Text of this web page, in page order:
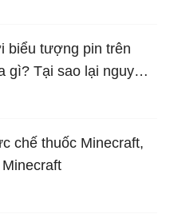
biểu tượng pin trên
gì? Tại sao lại nguy
chế thuốc Minecraft,